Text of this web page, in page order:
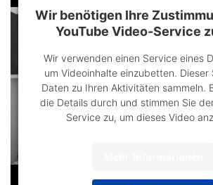
Wir benötigen Ihre
YouTube Video-Service
Wir verwenden einen Service eines
um Videoinhalte einzubetten. Dieser
Daten zu Ihren Aktivitäten sammeln.
die Details durch und stimmen Sie
Service zu, um dieses Video